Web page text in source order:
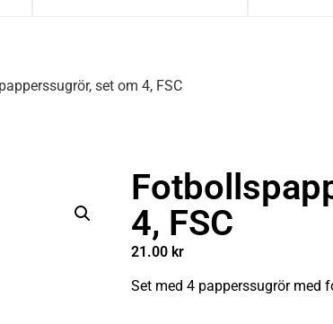
set om 4, FSC
4, FSC
21.00 kr
Set med 4 papperssugrör med